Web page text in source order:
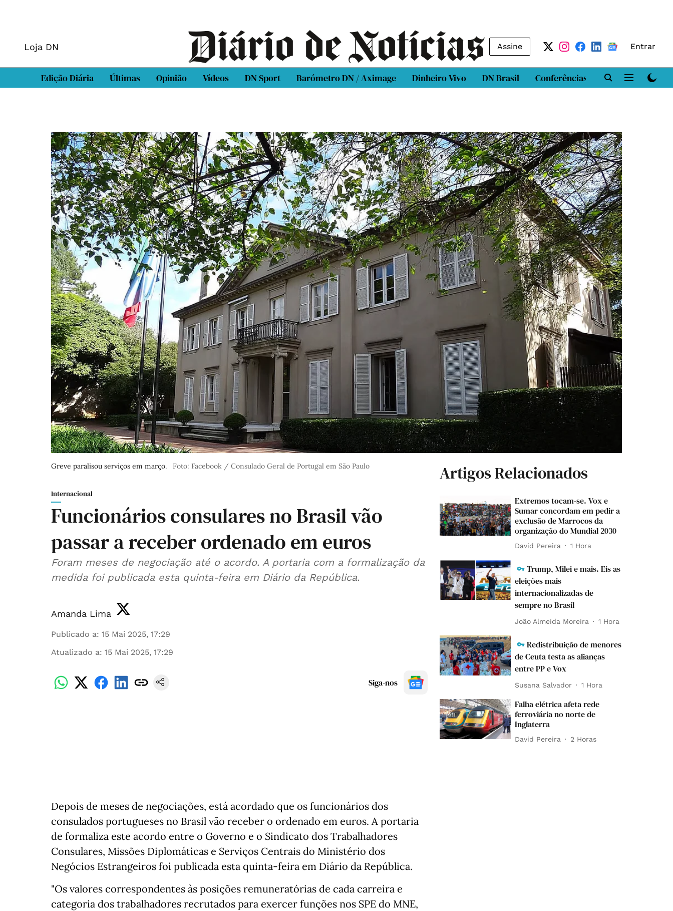
Loja DN Assine Entrar
Edição Diária Últimas Opinião Vídeos DN Sport Barómetro DN / Aximage Dinheiro Vivo DN Brasil Conferências DN LAB
Greve paralisou serviços em março. Foto: Facebook / Consulado Geral de Portugal em São Paulo
Internacional
Funcionários consulares no Brasil vão
passar a receber ordenado em euros
Foram meses de negociação até o acordo. A portaria com a formalização da
medida foi publicada esta quinta-feira em Diário da República.
Amanda Lima
Publicado a: 15 Mai 2025, 17:29
Atualizado a: 15 Mai 2025, 17:29
Siga-nos
Depois de meses de negociações, está acordado que os funcionários dos
consulados portugueses no Brasil vão receber o ordenado em euros. A portaria
de formaliza este acordo entre o Governo e o Sindicato dos Trabalhadores
Consulares, Missões Diplomáticas e Serviços Centrais do Ministério dos
Negócios Estrangeiros foi publicada esta quinta-feira em Diário da República.
"Os valores correspondentes às posições remuneratórias de cada carreira e
categoria dos trabalhadores recrutados para exercer funções nos SPE do MNE,
Artigos Relacionados
Extremos tocam-se. Vox e
Sumar concordam em pedir a
exclusão de Marrocos da
organização do Mundial 2030
David Pereira 1 Hora
Trump, Milei e mais. Eis as
eleições mais
internacionalizadas de
sempre no Brasil
João Almeida Moreira 1 Hora
Redistribuição de menores
de Ceuta testa as alianças
entre PP e Vox
Susana Salvador 1 Hora
Falha elétrica afeta rede
ferroviária no norte de
Inglaterra
David Pereira 2 Horas